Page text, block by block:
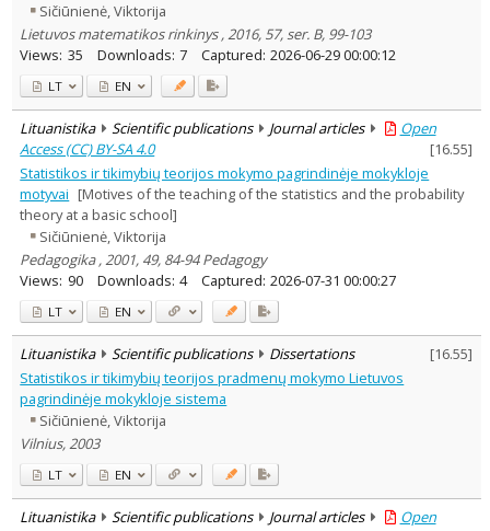
Sičiūnienė, Viktorija
Lietuvos matematikos rinkinys , 2016, 57, ser. B, 99-103
Views: 35 Downloads: 7 Captured: 2026-06-29 00:00:12
LT EN
Lituanistika Scientific publications Journal articles
Open
Access (CC) BY-SA 4.0
[16.55]
Statistikos ir tikimybių teorijos mokymo pagrindinėje mokykloje
motyvai [Motives of the teaching of the statistics and the probability
theory at a basic school]
Sičiūnienė, Viktorija
Pedagogika , 2001, 49, 84-94 Pedagogy
Views: 90 Downloads: 4 Captured: 2026-07-31 00:00:27
LT EN
Lituanistika Scientific publications Dissertations [16.55]
Statistikos ir tikimybių teorijos pradmenų mokymo Lietuvos
pagrindinėje mokykloje sistema
Sičiūnienė, Viktorija
Vilnius, 2003
LT EN
Lituanistika Scientific publications Journal articles
Open